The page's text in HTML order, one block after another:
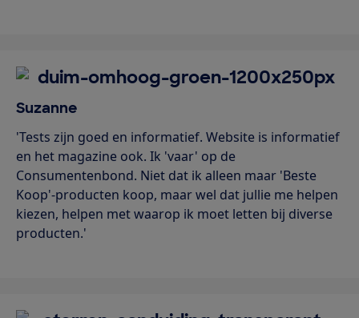
Suzanne
'Tests zijn goed en informatief. Website is informatief
en het magazine ook. Ik 'vaar' op de
Consumentenbond. Niet dat ik alleen maar 'Beste
Koop'-producten koop, maar wel dat jullie me helpen
kiezen, helpen met waarop ik moet letten bij diverse
producten.'